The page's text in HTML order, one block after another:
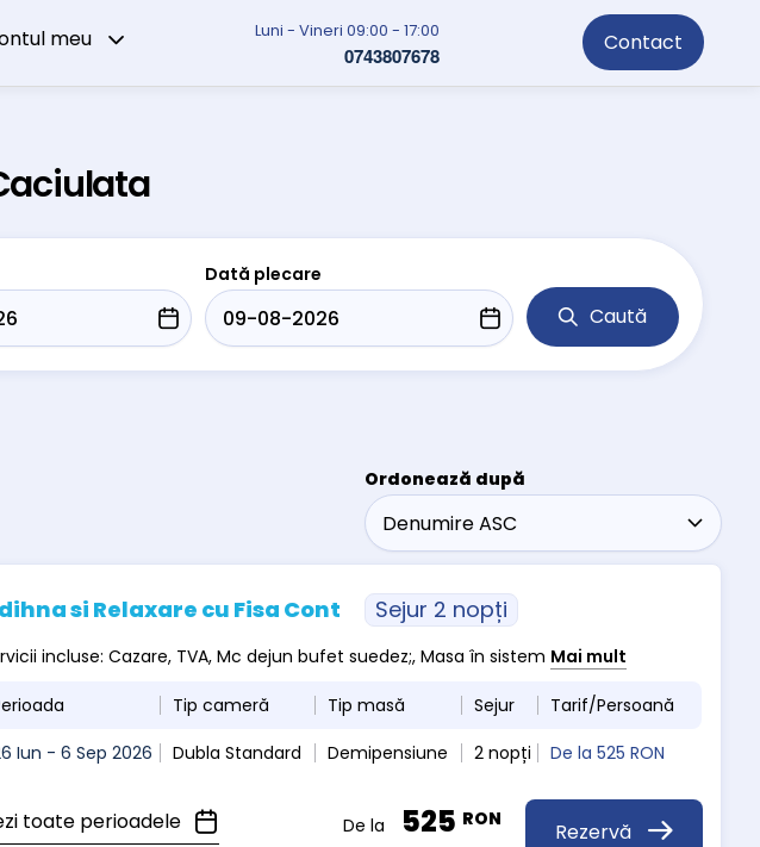
meu Luni - Vineri 09:00 - 17:00
0743807678 Contact
Dată plecare
Caută
Ordonează după
si Relaxare cu Fisa Cont Sejur 2 nopți
incluse: Cazare, TVA, Mc dejun bufet suedez;, Masa în sistem Mai mult
Tip cameră Tip masă Sejur
Tarif/Persoană
Iun - 6 Sep 2026
Dubla Standard Demipensiune 2 nopți De la525 RON
toate perioadele Rezervă
De la 525 RON